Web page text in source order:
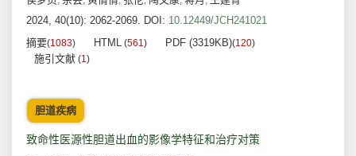
2024, 40(10): 2062-2069. DOI: 10.12449/JCH241021
摘要(1083) HTML (561) PDF (3319KB)(120)
施引文献 (1)
胆道疾病
致命性医源性胆道出血的影像学特征和治疗对策